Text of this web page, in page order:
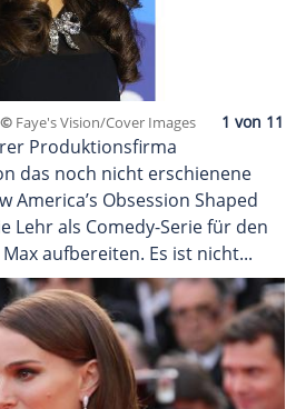
© Faye's Vision/Cover Images
Produktionsfirma
das noch nicht erschienene
America’s Obsession Shaped
Lehr als Comedy-Serie für den
aufbereiten. Es ist nicht...